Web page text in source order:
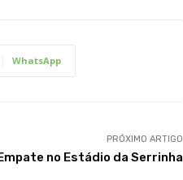
WhatsApp
PRÓXIMO ARTIGO
no Estádio da Serrinha